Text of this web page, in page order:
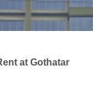
at Gothatar